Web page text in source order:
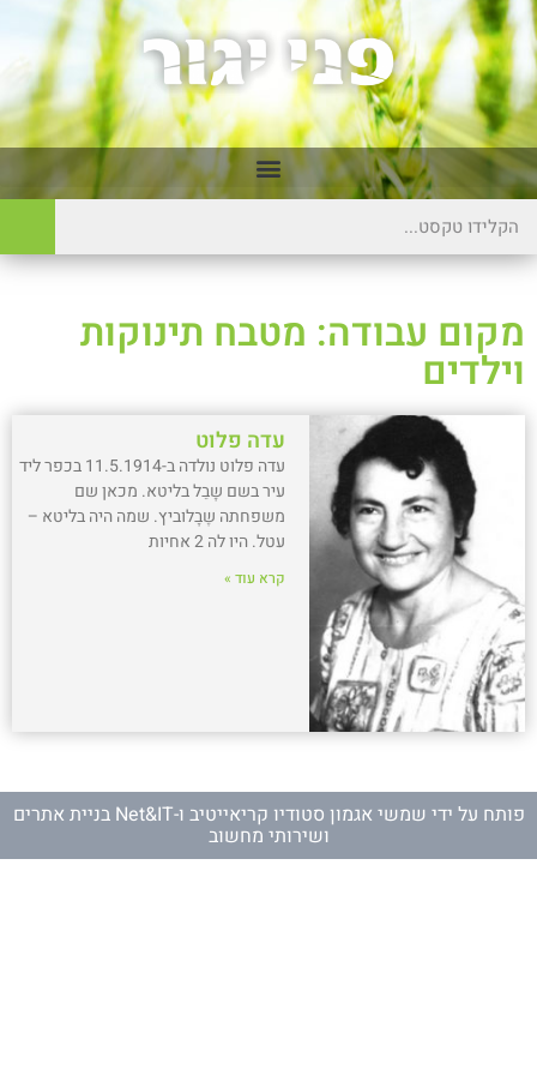
מקום עבודה: מטבח תינוקות
וילדים
עדה פלוט
עדה פלוט נולדה ב-11.5.1914 בכפר ליד
עיר בשם שָבֵל בליטא. מכאן שם
משפחתה שֶבָלוביץ. שמה היה בליטא –
עטל. היו לה 2 אחיות
קרא עוד »
פותח על ידי שמשי אגמון סטודיו קריאייטיב ו- Net&IT בניית אתרים
ושירותי מחשוב